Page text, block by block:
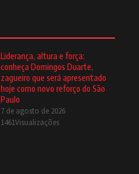
Liderança, altura e força:
conheça Domingos Duarte,
zagueiro que será apresentado
hoje como novo reforço do São
Paulo
7 de agosto de 2026
1461Visualizações